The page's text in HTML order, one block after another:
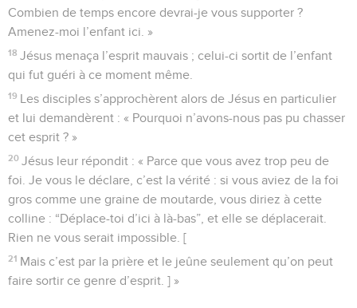
Combien de temps encore devrai-je vous supporter ?
Amenez-moi l’enfant ici. »
18 Jésus menaça l’esprit mauvais ; celui-ci sortit de l’enfant
qui fut guéri à ce moment même.
19 Les disciples s’approchèrent alors de Jésus en particulier
et lui demandèrent : « Pourquoi n’avons-nous pas pu chasser
cet esprit ? »
20 Jésus leur répondit : « Parce que vous avez trop peu de
foi. Je vous le déclare, c’est la vérité : si vous aviez de la foi
gros comme une graine de moutarde, vous diriez à cette
colline : “Déplace-toi d’ici à là-bas”, et elle se déplacerait.
Rien ne vous serait impossible. [
21 Mais c’est par la prière et le jeûne seulement qu’on peut
faire sortir ce genre d’esprit. ] »